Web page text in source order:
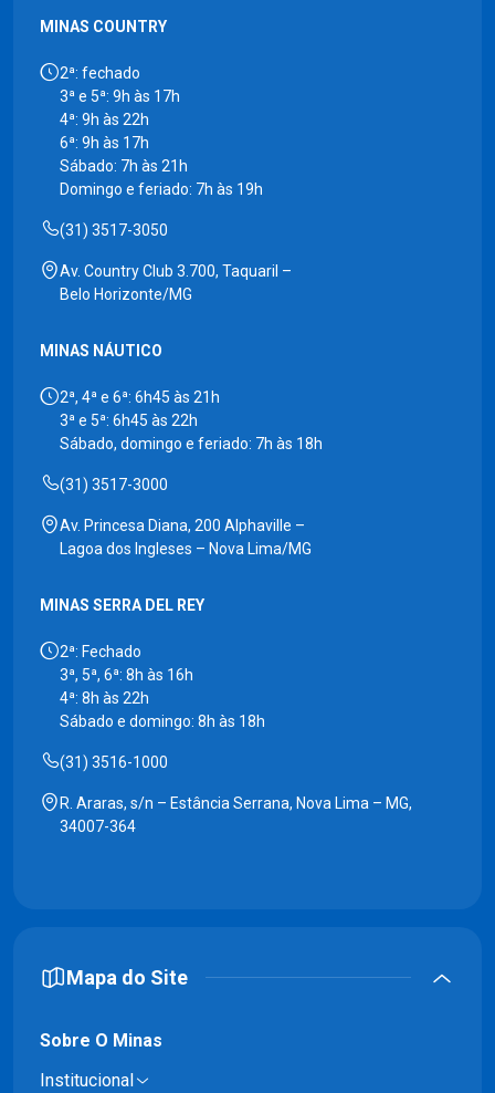
MINAS COUNTRY
2ª: fechado
3ª e 5ª: 9h às 17h
4ª: 9h às 22h
6ª: 9h às 17h
Sábado: 7h às 21h
Domingo e feriado: 7h às 19h
(31) 3517-3050
Av. Country Club 3.700, Taquaril –
Belo Horizonte/MG
MINAS NÁUTICO
2ª, 4ª e 6ª: 6h45 às 21h
3ª e 5ª: 6h45 às 22h
Sábado, domingo e feriado: 7h às 18h
(31) 3517-3000
Av. Princesa Diana, 200 Alphaville –
Lagoa dos Ingleses – Nova Lima/MG
MINAS SERRA DEL REY
2ª: Fechado
3ª, 5ª, 6ª: 8h às 16h
4ª: 8h às 22h
Sábado e domingo: 8h às 18h
(31) 3516-1000
R. Araras, s/n – Estância Serrana, Nova Lima – MG,
34007-364
Mapa do Site
Sobre O Minas
Institucional